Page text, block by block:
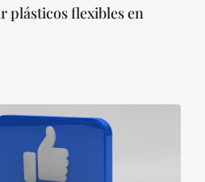
plásticos flexibles en